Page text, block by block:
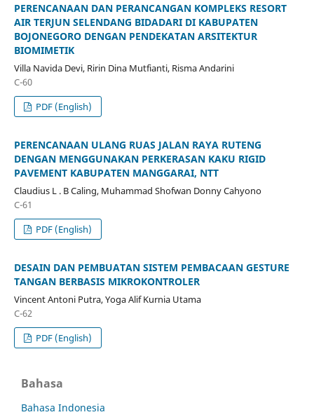
PERENCANAAN DAN PERANCANGAN KOMPLEKS RESORT
AIR TERJUN SELENDANG BIDADARI DI KABUPATEN
BOJONEGORO DENGAN PENDEKATAN ARSITEKTUR
BIOMIMETIK
Villa Navida Devi, Ririn Dina Mutfianti, Risma Andarini
C-60
PDF (English)
PERENCANAAN ULANG RUAS JALAN RAYA RUTENG
DENGAN MENGGUNAKAN PERKERASAN KAKU RIGID
PAVEMENT KABUPATEN MANGGARAI, NTT
Claudius L . B Caling, Muhammad Shofwan Donny Cahyono
C-61
PDF (English)
DESAIN DAN PEMBUATAN SISTEM PEMBACAAN GESTURE
TANGAN BERBASIS MIKROKONTROLER
Vincent Antoni Putra, Yoga Alif Kurnia Utama
C-62
PDF (English)
Bahasa
Bahasa Indonesia